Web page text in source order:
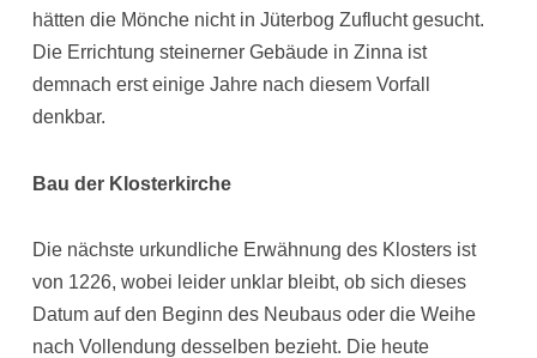
hätten die Mönche nicht in Jüterbog Zuflucht gesucht.
Die Errichtung steinerner Gebäude in Zinna ist
demnach erst einige Jahre nach diesem Vorfall
denkbar.
Bau der Klosterkirche
Die nächste urkundliche Erwähnung des Klosters ist
von 1226, wobei leider unklar bleibt, ob sich dieses
Datum auf den Beginn des Neubaus oder die Weihe
nach Vollendung desselben bezieht. Die heute